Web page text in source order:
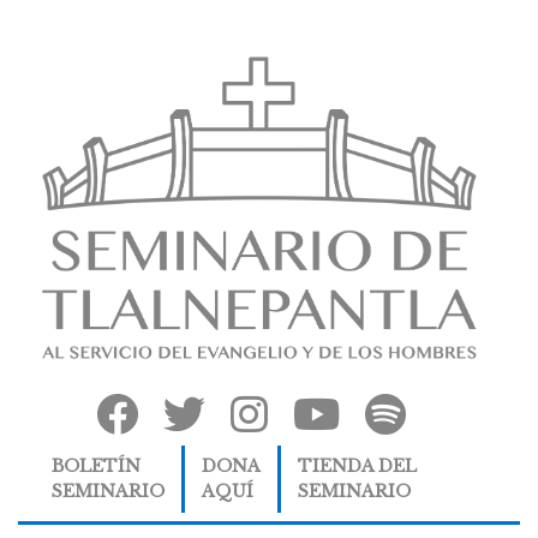
BOLETÍN
SEMINARIO
DONA
AQUÍ
TIENDA DEL
SEMINARIO